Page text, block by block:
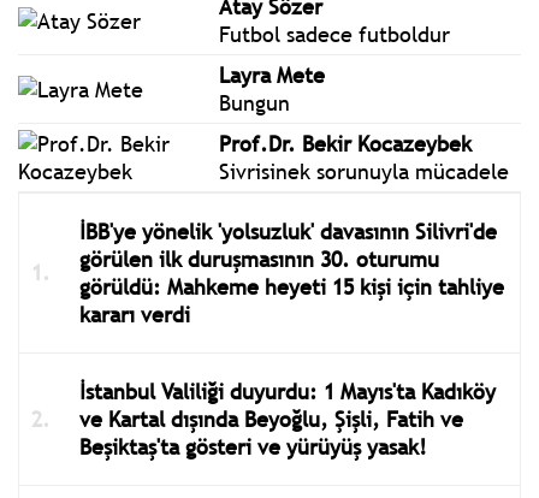
Atay Sözer
Futbol sadece futboldur
Layra Mete
Bungun
Prof.Dr. Bekir Kocazeybek
Sivrisinek sorunuyla mücadele
İBB'ye yönelik 'yolsuzluk' davasının Silivri'de
görülen ilk duruşmasının 30. oturumu
görüldü: Mahkeme heyeti 15 kişi için tahliye
kararı verdi
İstanbul Valiliği duyurdu: 1 Mayıs'ta Kadıköy
ve Kartal dışında Beyoğlu, Şişli, Fatih ve
Beşiktaş'ta gösteri ve yürüyüş yasak!